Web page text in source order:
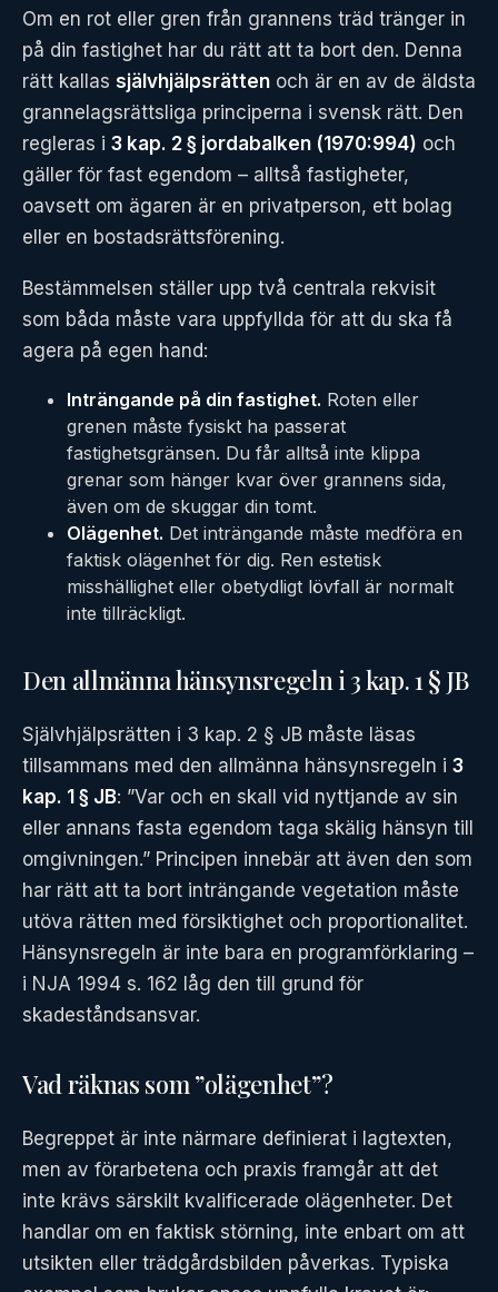
Om en rot eller gren från grannens träd tränger in
på din fastighet har du rätt att ta bort den. Denna
rätt kallas självhjälpsrätten och är en av de äldsta
grannelagsrättsliga principerna i svensk rätt. Den
regleras i 3 kap. 2 § jordabalken (1970:994) och
gäller för fast egendom – alltså fastigheter,
oavsett om ägaren är en privatperson, ett bolag
eller en bostadsrättsförening.
Bestämmelsen ställer upp två centrala rekvisit
som båda måste vara uppfyllda för att du ska få
agera på egen hand:
Inträngande på din fastighet. Roten eller
grenen måste fysiskt ha passerat
fastighetsgränsen. Du får alltså inte klippa
grenar som hänger kvar över grannens sida,
även om de skuggar din tomt.
Olägenhet. Det inträngande måste medföra en
faktisk olägenhet för dig. Ren estetisk
misshällighet eller obetydligt lövfall är normalt
inte tillräckligt.
Den allmänna hänsynsregeln i 3 kap. 1 § JB
Självhjälpsrätten i 3 kap. 2 § JB måste läsas
tillsammans med den allmänna hänsynsregeln i 3
kap. 1 § JB: ”Var och en skall vid nyttjande av sin
eller annans fasta egendom taga skälig hänsyn till
omgivningen.” Principen innebär att även den som
har rätt att ta bort inträngande vegetation måste
utöva rätten med försiktighet och proportionalitet.
Hänsynsregeln är inte bara en programförklaring –
i NJA 1994 s. 162 låg den till grund för
skadeståndsansvar.
Vad räknas som ”olägenhet”?
Begreppet är inte närmare definierat i lagtexten,
men av förarbetena och praxis framgår att det
inte krävs särskilt kvalificerade olägenheter. Det
handlar om en faktisk störning, inte enbart om att
utsikten eller trädgårdsbilden påverkas. Typiska